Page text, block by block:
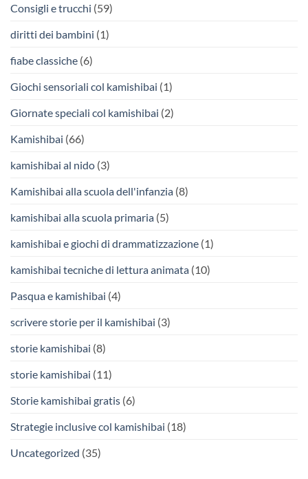
Consigli e trucchi (59)
diritti dei bambini (1)
fiabe classiche (6)
Giochi sensoriali col kamishibai (1)
Giornate speciali col kamishibai (2)
Kamishibai (66)
kamishibai al nido (3)
Kamishibai alla scuola dell'infanzia (8)
kamishibai alla scuola primaria (5)
kamishibai e giochi di drammatizzazione (1)
kamishibai tecniche di lettura animata (10)
Pasqua e kamishibai (4)
scrivere storie per il kamishibai (3)
storie kamishibai (8)
storie kamishibai (11)
Storie kamishibai gratis (6)
Strategie inclusive col kamishibai (18)
Uncategorized (35)